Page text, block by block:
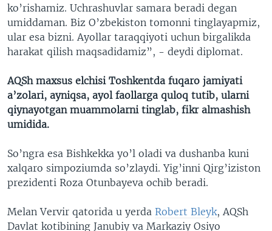
ko’rishamiz. Uchrashuvlar samara beradi degan
umiddaman. Biz O’zbekiston tomonni tinglayapmiz,
ular esa bizni. Ayollar taraqqiyoti uchun birgalikda
harakat qilish maqsadidamiz”, - deydi diplomat.
AQSh maxsus elchisi Toshkentda fuqaro jamiyati
a’zolari, ayniqsa, ayol faollarga quloq tutib, ularni
qiynayotgan muammolarni tinglab, fikr almashish
umidida.
So’ngra esa Bishkekka yo’l oladi va dushanba kuni
xalqaro simpoziumda so’zlaydi. Yig’inni Qirg’iziston
prezidenti Roza Otunbayeva ochib beradi.
Melan Vervir qatorida u yerda Robert Bleyk, AQSh
Davlat kotibining Janubiy va Markaziy Osiyo